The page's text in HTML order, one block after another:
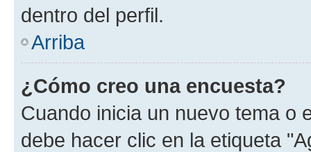
dentro del perfil.
Arriba
¿Cómo creo una encuesta?
Cuando inicia un nuevo tema o
debe hacer clic en la etiqueta